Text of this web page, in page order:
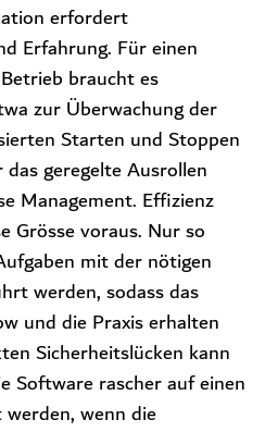
erfordert
Erfahrung. Für einen
braucht es
zur Überwachung der
Starten und Stoppen
geregelte Ausrollen
Management. Effizienz
Grösse voraus. Nur so
mit der nötigen
werden, sodass das
und die Praxis erhalten
Sicherheitslücken kann
Software rascher auf einen
wenn die